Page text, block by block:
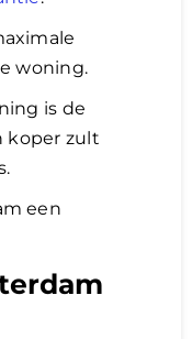
woning.
is de
koper zult
een